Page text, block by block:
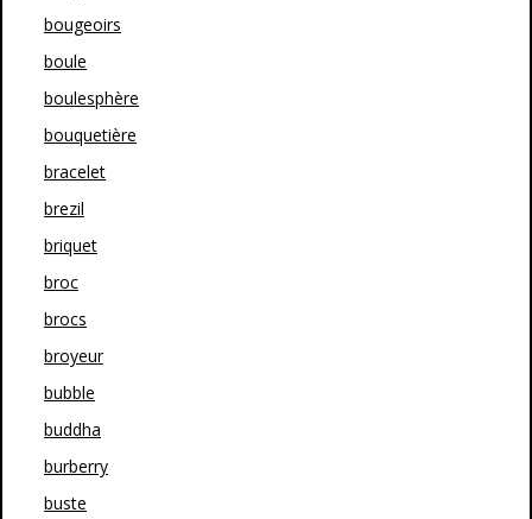
bougeoirs
boule
boulesphère
bouquetière
bracelet
brezil
briquet
broc
brocs
broyeur
bubble
buddha
burberry
buste